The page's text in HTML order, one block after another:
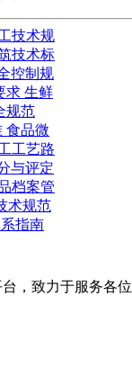
技术规
技术标
控制规
求 生鲜
规范
食品微
工艺路
与评定
档案管
术规范
指南
，致力于服务各